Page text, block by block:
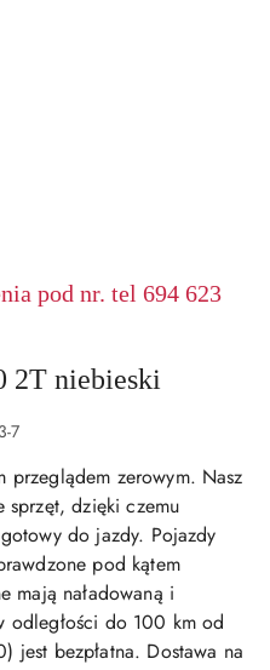
pod nr. tel 694 623
2T niebieski
7
przeglądem zerowym. Nasz
sprzęt, dzięki czemu
do jazdy. Pojazdy
pod kątem
mają naładowaną i
odległości do 100 km od
jest bezpłatna. Dostawa na